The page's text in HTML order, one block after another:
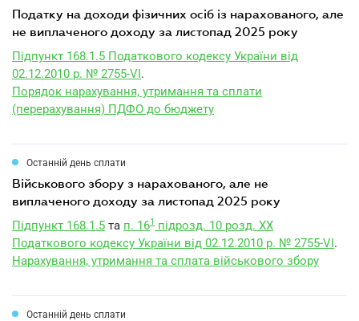
податку на доходи фізичних осіб із нарахованого, але
не виплаченого доходу за листопад 2025 року
Підпункт 168.1.5 Податкового кодексу України від
02.12.2010 р. № 2755-VI.
Порядок нарахування, утримання та сплати
(перерахування) ПДФО до бюджету
Останній день сплати
військового збору з нарахованого, але не
виплаченого доходу за листопад 2025 року
Підпункт 168.1.5 та п. 161
підрозд. 10 розд. XX
Податкового кодексу України від 02.12.2010 р. № 2755-VI.
Нарахування, утримання та сплата військового збору
Останній день сплати